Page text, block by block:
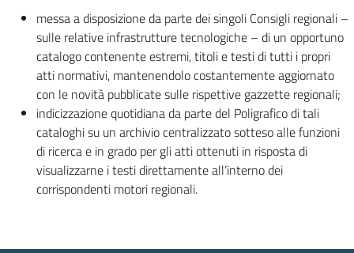
messa a disposizione da parte dei singoli Consigli regionali –
sulle relative infrastrutture tecnologiche – di un opportuno
catalogo contenente estremi, titoli e testi di tutti i propri
atti normativi, mantenendolo costantemente aggiornato
con le novità pubblicate sulle rispettive gazzette regionali;
indicizzazione quotidiana da parte del Poligrafico di tali
cataloghi su un archivio centralizzato sotteso alle funzioni
di ricerca e in grado per gli atti ottenuti in risposta di
visualizzarne i testi direttamente all’interno dei
corrispondenti motori regionali.